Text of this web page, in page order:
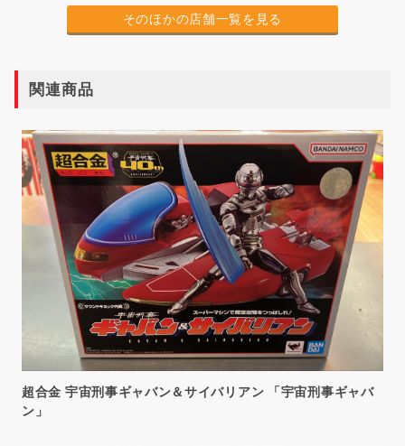
そのほかの店舗一覧を見る
関連商品
超合金 宇宙刑事ギャバン＆サイバリアン 「宇宙刑事ギャバ
ン」